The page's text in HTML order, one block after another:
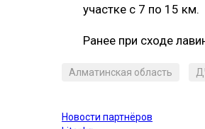
участке с 7 по 15 км.
Ранее при сходе
Алматинская область